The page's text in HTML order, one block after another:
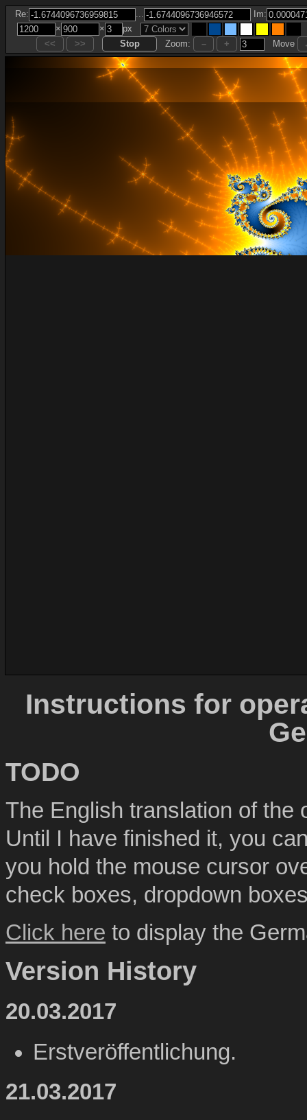
Re: ...
Im:
×
×
px
Zoom:
Move
Instructions for
TODO
The English translation of the
Until I have finished it, you
you hold the mouse cursor
check boxes, dropdown
Click here to display the
Version History
20.03.2017
Erstveröffentlichung.
21.03.2017